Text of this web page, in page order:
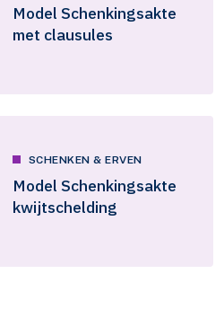
Model Schenkingsakte
met clausules
SCHENKEN & ERVEN
Model Schenkingsakte
kwijtschelding